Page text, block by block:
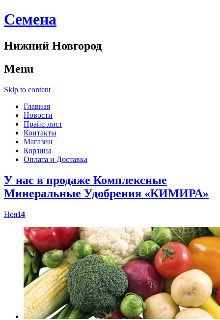
Cемена
Нижний Новгород
Menu
Skip to content
Главная
Новости
Прайс-лист
Контакты
Магазин
Корзина
Оплата и Доставка
У нас в продаже Комплексные
Минеральные Удобрения «КИМИРА»
Ноя14